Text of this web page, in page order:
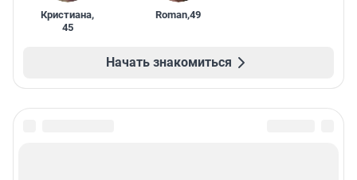
Кристиана,
45
Roman,49
Начать знакомиться